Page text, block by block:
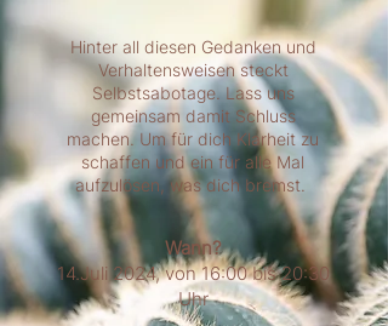
Hinter all diesen Gedanken und
Verhaltensweisen steckt
Selbstsabotage. Lass uns
gemeinsam damit Schluss
machen. Um für dich Klarheit zu
schaffen und ein für alle Mal
aufzulösen, was dich bremst.
Wann?
14.Juli 2024, von 16:00 bis 20:30
Uhr